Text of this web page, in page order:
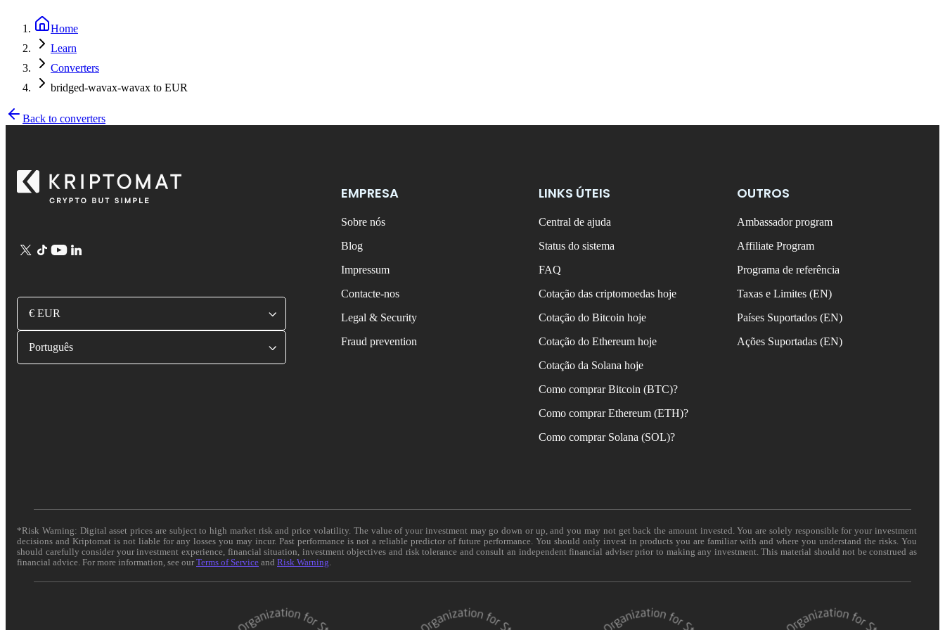
Home
Learn
Converters
bridged-wavax-wavax to EUR
Back to converters
€ EUR
Português
EMPRESA
Sobre nós
Blog
Impressum
Contacte-nos
Legal & Security
Fraud prevention
LINKS ÚTEIS
Central de ajuda
Status do sistema
FAQ
Cotação das criptomoedas hoje
Cotação do Bitcoin hoje
Cotação do Ethereum hoje
Cotação da Solana hoje
Como comprar Bitcoin (BTC)?
Como comprar Ethereum (ETH)?
Como comprar Solana (SOL)?
OUTROS
Ambassador program
Affiliate Program
Programa de referência
Taxas e Limites (EN)
Países Suportados (EN)
Ações Suportadas (EN)
*Risk Warning: Digital asset prices are subject to high market risk and price volatility. The value of your investment may go down or up, and you may not get back the amount invested. You are solely responsible for your investment
decisions and Kriptomat is not liable for any losses you may incur. Past performance is not a reliable predictor of future performance. You should only invest in products you are familiar with and where you understand the risks. You
should carefully consider your investment experience, financial situation, investment objectives and risk tolerance and consult an independent financial adviser prior to making any investment. This material should not be construed as
financial advice. For more information, see ourTerms of Service and Risk Warning